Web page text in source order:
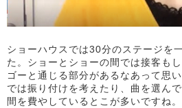
ショーハウスでは30分のステージを
た。ショーとショーの間では接客も
ゴーと通じる部分があるなあって思
では振り付けを考えたり、曲を選ん
間を費やしているとこが多いですね。